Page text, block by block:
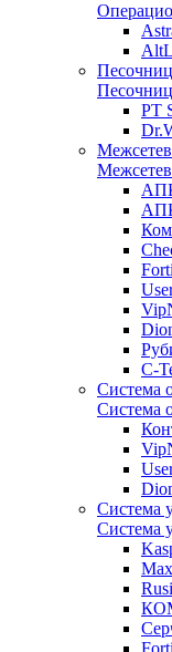
PT
С-
Система
Система
Система
Система